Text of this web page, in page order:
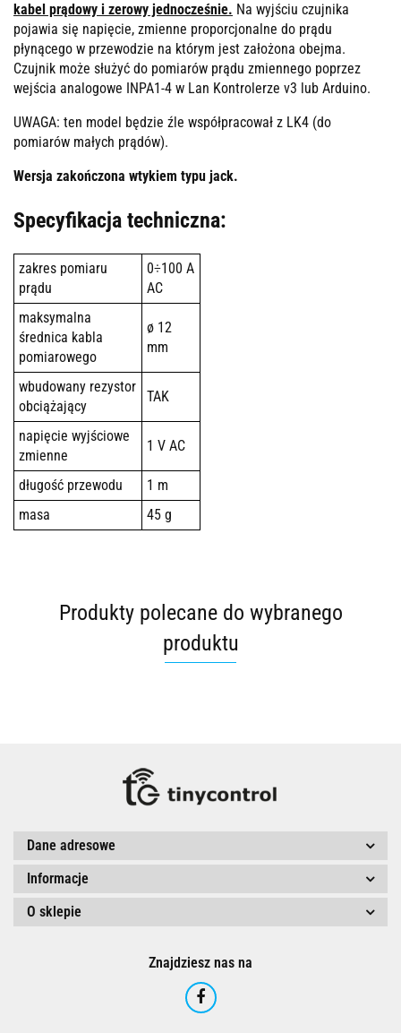
kabel prądowy i zerowy jednocześnie. Na wyjściu czujnika
pojawia się napięcie, zmienne proporcjonalne do prądu
płynącego w przewodzie na którym jest założona obejma.
Czujnik może służyć do pomiarów prądu zmiennego poprzez
wejścia analogowe INPA1-4 w Lan Kontrolerze v3 lub Arduino.
UWAGA: ten model będzie źle współpracował z LK4 (do
pomiarów małych prądów).
Wersja zakończona wtykiem typu jack.
Specyfikacja techniczna:
zakres pomiaru
prądu
0÷100 A
AC
maksymalna
średnica kabla
pomiarowego
ø 12
mm
wbudowany rezystor
obciążający
TAK
napięcie wyjściowe
zmienne
1 V AC
długość przewodu
1 m
masa
45 g
Produkty polecane do wybranego
produktu
Dane adresowe
Informacje
O sklepie
Znajdziesz nas na